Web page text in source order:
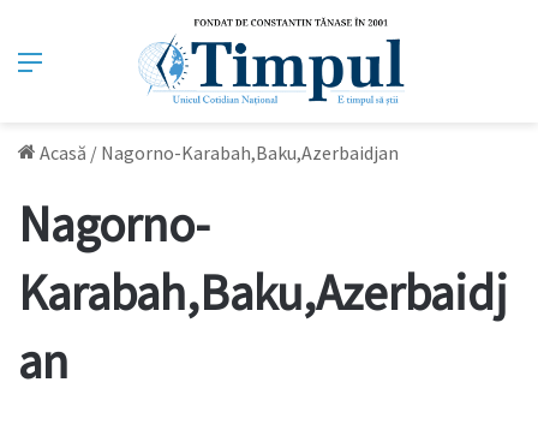
Meniu
Acasă / Nagorno-Karabah,Baku,Azerbaidjan
Nagorno-
Karabah,Baku,Azerbaidj
an